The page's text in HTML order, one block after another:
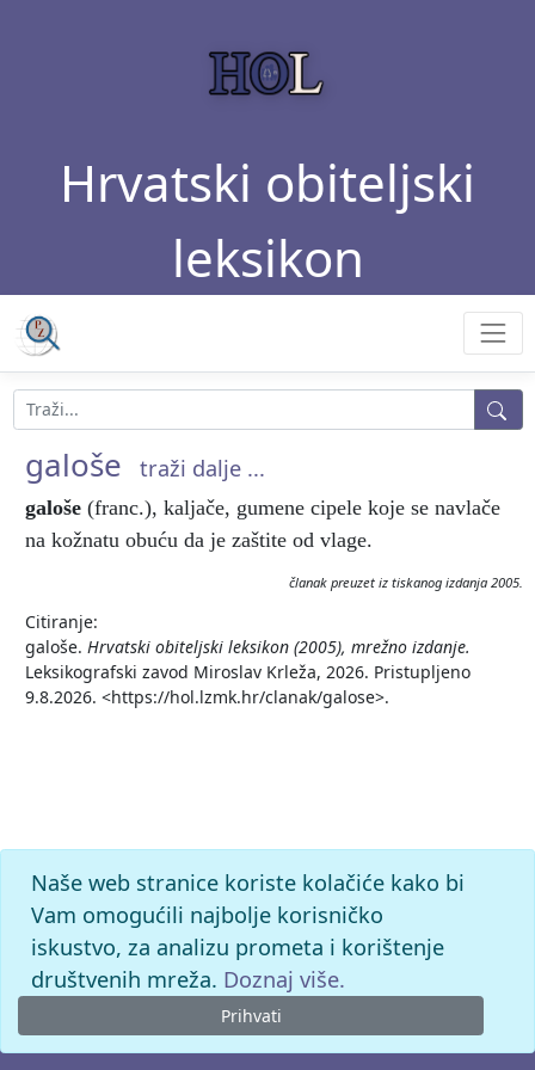
Hrvatski obiteljski
leksikon
galoše traži dalje ...
galoše (franc.), kaljače, gumene cipele koje se navlače
na kožnatu obuću da je zaštite od vlage.
članak preuzet iz tiskanog izdanja 2005.
Citiranje:
galoše. Hrvatski obiteljski leksikon (2005), mrežno izdanje.
Leksikografski zavod Miroslav Krleža, 2026. Pristupljeno
9.8.2026. <https://hol.lzmk.hr/clanak/galose>.
Naše web stranice koriste kolačiće kako bi
Vam omogućili najbolje korisničko
iskustvo, za analizu prometa i korištenje
društvenih mreža. Doznaj više.
Prihvati
© 2026. -Leksikografski zavodMiroslav Krleža